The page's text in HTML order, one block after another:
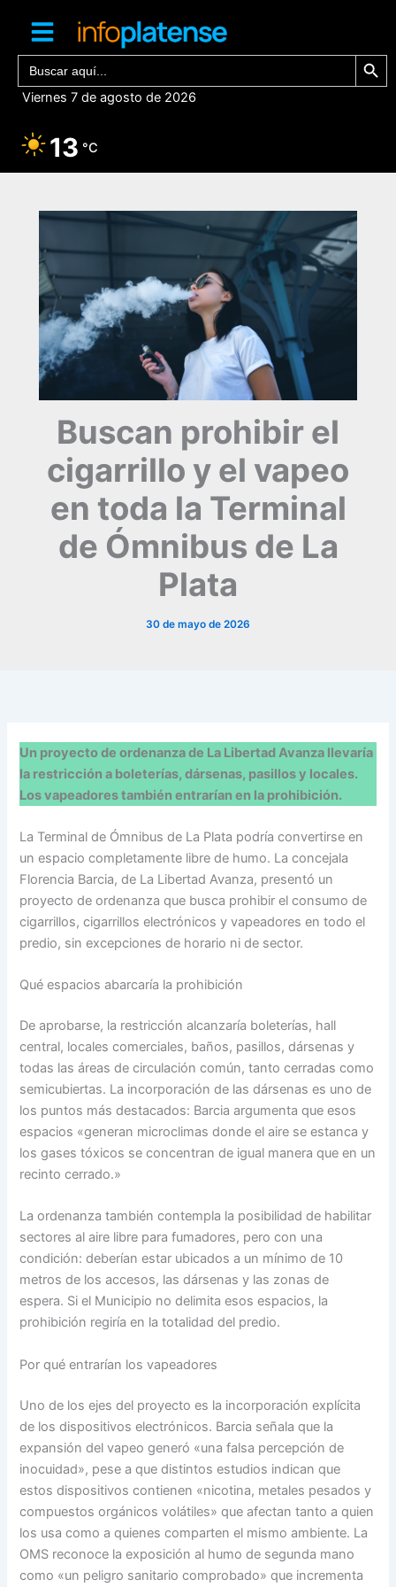
contenido
Buscar: Botón de
Viernes 7 de agosto de 2026
13 °C
Buscan prohibir el
cigarrillo y el vapeo
en toda la Terminal
de Ómnibus de La
Plata
30 de mayo de 2026
Un proyecto de ordenanza de La Libertad Avanza llevaría
la restricción a boleterías, dársenas, pasillos y locales.
Los vapeadores también entrarían en la prohibición.
La Terminal de Ómnibus de La Plata podría convertirse en
un espacio completamente libre de humo. La concejala
Florencia Barcia, de La Libertad Avanza, presentó un
proyecto de ordenanza que busca prohibir el consumo de
cigarrillos, cigarrillos electrónicos y vapeadores en todo el
predio, sin excepciones de horario ni de sector.
Qué espacios abarcaría la prohibición
De aprobarse, la restricción alcanzaría boleterías, hall
central, locales comerciales, baños, pasillos, dársenas y
todas las áreas de circulación común, tanto cerradas como
semicubiertas. La incorporación de las dársenas es uno de
los puntos más destacados: Barcia argumenta que esos
espacios «generan microclimas donde el aire se estanca y
los gases tóxicos se concentran de igual manera que en un
recinto cerrado.»
La ordenanza también contempla la posibilidad de habilitar
sectores al aire libre para fumadores, pero con una
condición: deberían estar ubicados a un mínimo de 10
metros de los accesos, las dársenas y las zonas de
espera. Si el Municipio no delimita esos espacios, la
prohibición regiría en la totalidad del predio.
Por qué entrarían los vapeadores
Uno de los ejes del proyecto es la incorporación explícita
de los dispositivos electrónicos. Barcia señala que la
expansión del vapeo generó «una falsa percepción de
inocuidad», pese a que distintos estudios indican que
estos dispositivos contienen «nicotina, metales pesados y
compuestos orgánicos volátiles» que afectan tanto a quien
los usa como a quienes comparten el mismo ambiente. La
OMS reconoce la exposición al humo de segunda mano
como «un peligro sanitario comprobado» que incrementa